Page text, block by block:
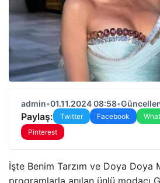
admin•01.11.2024 08:58•
Paylaş: Twitter Facebook
Pinterest
İşte Benim Tarzım ve Doya Doya
programlarla anılan ünlü modacı